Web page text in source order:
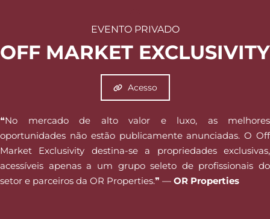
EVENTO PRIVADO
OFF MARKET EXCLUSIVITY
Acesso
❝No mercado de alto valor e luxo, as melhores
oportunidades não estão publicamente anunciadas. O Off
Market Exclusivity destina-se a propriedades exclusivas,
acessíveis apenas a um grupo seleto de profissionais do
setor e parceiros da OR Properties.❞ — OR Properties